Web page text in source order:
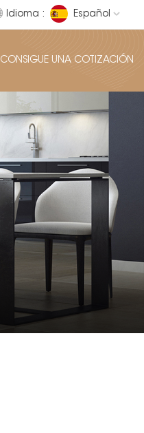
Idioma : Español
CONSIGUE UNA COTIZACIÓN